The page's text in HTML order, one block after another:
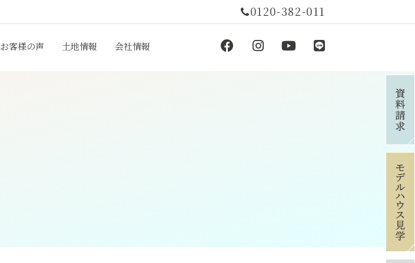
0120-382-011
お客様の声 土地情報 会社情報